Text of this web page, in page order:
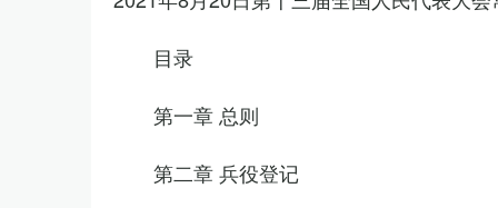
目录
第一章 总则
第二章 兵役登记